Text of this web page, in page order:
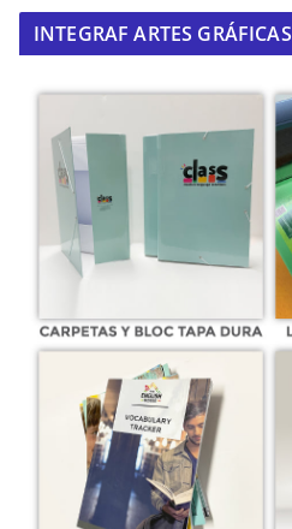
INTEGRAF ARTES GRÁFICAS